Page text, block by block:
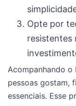
Opte por
resistentes
Acompanhando o
pessoas gostam,
essenciais. Esse